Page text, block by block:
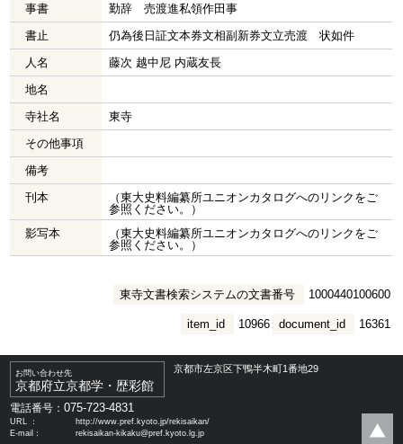
事書
勤辞 売渡進私領作田事
書止
仍為後日証文本券文相副新券文立売渡 状如件
人名
藤次 越中尼 内蔵友長
地名
寺社名
東寺
その他事項
備考
刊本
（東大史料編纂所ユニオンカタログへのリンクをご
参照ください。）
影写本
（東大史料編纂所ユニオンカタログへのリンクをご
参照ください。）
東寺文書検索システムの文書番号 1000440100600
document_id 16361
item_id 10966
お問い合わせ先
京都府立京都学・歴彩館
京都市左京区下鴨半木町1番地29
電話番号：075-723-4831
URL ：
http://www.pref.kyoto.jp/rekisaikan/
E-mail：
rekisaikan-kikaku@pref.kyoto.lg.jp